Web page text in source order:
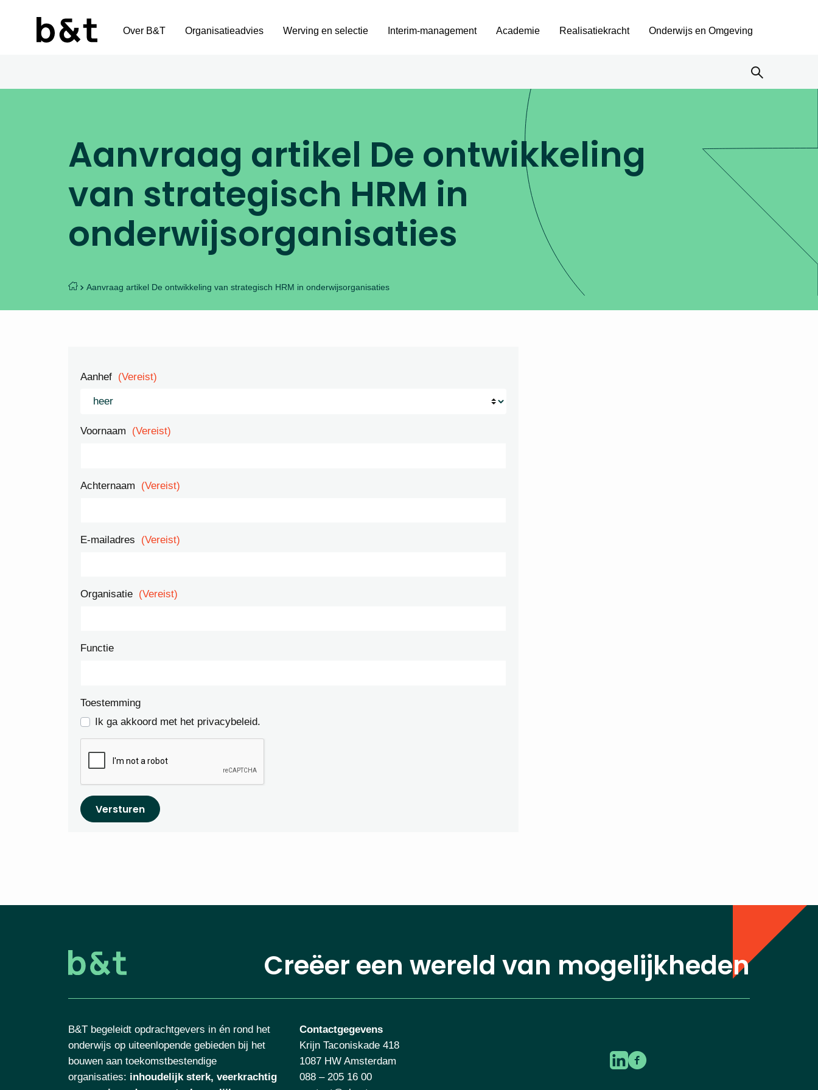
Over B&T Organisatieadvies Werving en selectie Interim-management Academie Realisatiekracht Onderwijs en Omgeving
Aanvraag artikel De ontwikkeling
van strategisch HRM in
onderwijsorganisaties
Aanvraag artikel De ontwikkeling van strategisch HRM in onderwijsorganisaties
Aanhef (Vereist)
Voornaam (Vereist)
Achternaam (Vereist)
E-mailadres (Vereist)
Organisatie (Vereist)
Functie
Toestemming
Ik ga akkoord met het privacybeleid.
Versturen
Creëer een wereld van mogelijkheden
B&T begeleidt opdrachtgevers in én rond het
onderwijs op uiteenlopende gebieden bij het
bouwen aan toekomstbestendige
organisaties: inhoudelijk sterk, veerkrachtig
Contactgegevens
Krijn Taconiskade 418
1087 HW Amsterdam
088 – 205 16 00